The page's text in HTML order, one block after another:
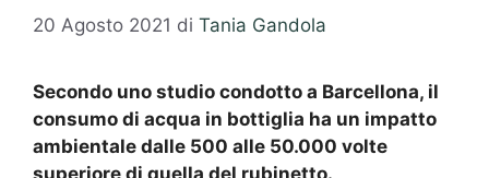
20 Agosto 2021 di Tania Gandola
Secondo uno studio condotto a Barcellona, il
consumo di acqua in bottiglia ha un impatto
ambientale dalle 500 alle 50.000 volte
superiore di quella del rubinetto.